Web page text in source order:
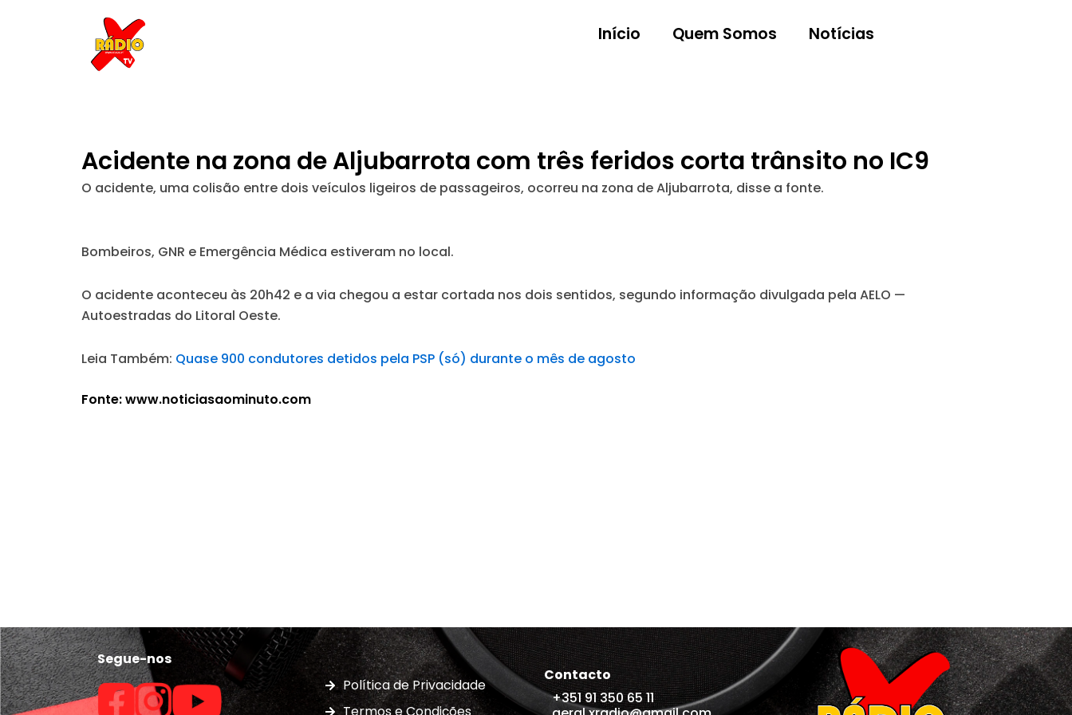
Início Quem Somos Notícias
Acidente na zona de Aljubarrota com três feridos corta trânsito no IC9
O acidente, uma colisão entre dois veículos ligeiros de passageiros, ocorreu na zona de Aljubarrota, disse a fonte.
Bombeiros, GNR e Emergência Médica estiveram no local.
O acidente aconteceu às 20h42 e a via chegou a estar cortada nos dois sentidos, segundo informação divulgada pela AELO —
Autoestradas do Litoral Oeste.
Leia Também: Quase 900 condutores detidos pela PSP (só) durante o mês de agosto
Fonte: www.noticiasaominuto.com
Segue-nos
Política de Privacidade
Contacto
+351 91 350 65 11